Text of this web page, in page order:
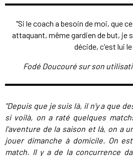
"Si le coach a besoin de moi, que
attaquant, même gardien de but, je
décide, c'est lui
Fodé Doucouré sur son
"Depuis que je suis là, il n'y a que
si voilà, on a raté quelques
l'aventure de la saison et là, on a
jouer dimanche à domicile. On
match. Il y a de la concurrence